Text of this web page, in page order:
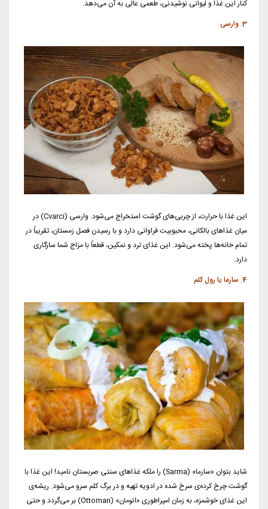
کنار این غذا و لیوانی نوشیدنی، طعمی عالی به آن می‌دهد.
3. وارسی
این غذا با حرارت، از چربی‌های گوشت استخراج می‌شود. وارسی (Cvarci) در
میان غذاهای بالکانی، محبوبیت فراوانی دارد و با رسیدن فصل زمستان، تقریباً در
تمام خانه‌ها پخته می‌شود. این غذای ترد و نمکین، قطعاً با مزاج شما سازگاری
دارد.
4. سارما یا رول کلم
شاید بتوان «سارما» (Sarma) را ملکه غذاهای سنتی صربستان نامید! این غذا با
گوشت چرخ کرده‌ی سرخ شده در ادویه تهیه و در برگ کلم سرو می‌شود. ریشه‌ی
این غذای خوشمزه، به زمان امپراطوری «اتومان» (Ottoman) بر می‌گردد و حتی